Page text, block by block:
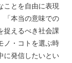
ことを自由に表現
「本当の意味での
捉えるべき社会課
ノ・コトを選ぶ時
に発信したいとい